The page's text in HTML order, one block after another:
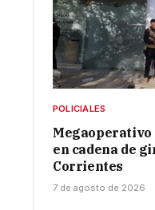
POLICIALES
en cadena de
Corrientes
7 de agosto de 2026